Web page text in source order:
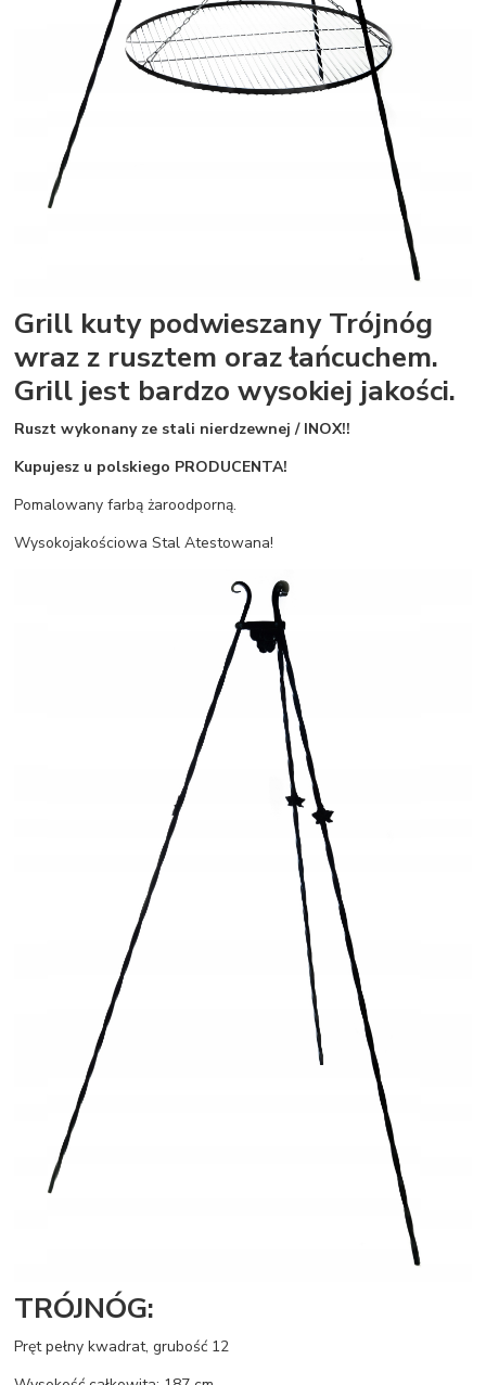
Grill kuty podwieszany Trójnóg
wraz z rusztem oraz łańcuchem.
Grill jest bardzo wysokiej jakości.
Ruszt wykonany ze stali nierdzewnej / INOX!!
Kupujesz u polskiego PRODUCENTA!
Pomalowany farbą żaroodporną.
Wysokojakościowa Stal Atestowana!
TRÓJNÓG:
Pręt pełny kwadrat, grubość 12